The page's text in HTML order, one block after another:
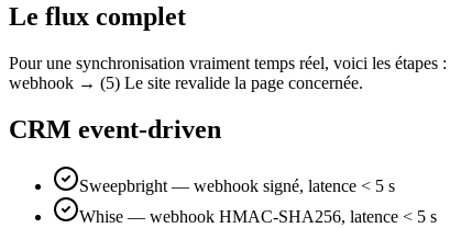
Le flux complet
Pour une synchronisation vraiment temps réel, voici les
webhook → (5) Le site revalide la page concernée.
CRM event-driven
Sweepbright — webhook signé, latence < 5 s
Whise — webhook HMAC-SHA256, latence < 5 s